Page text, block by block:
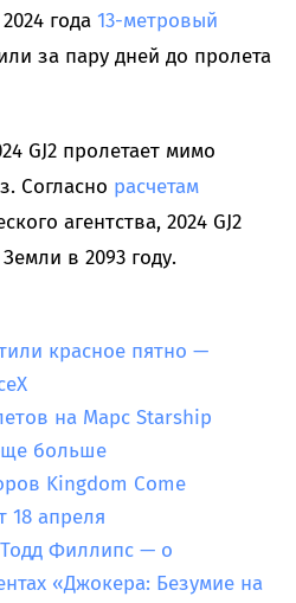
года 13-метровый
за пару дней до пролета
GJ2 пролетает мимо
Согласно расчетам
агентства, 2024 GJ2
в 2093 году.
красное пятно —
на Марс Starship
больше
Kingdom Come
18 апреля
Тодд Филлипс — о
«Джокера: Безумие на